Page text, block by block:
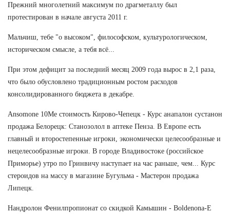
Прежний многолетний максимум по драгметаллу был
протестирован в начале августа 2011 г.
Мальчиш, тебе "о высоком", философском, культурологическом,
историческом смысле, а тебя всё...
При этом дефицит за последний месяц 2009 года вырос в 2,1 раза,
что было обусловлено традиционным ростом расходов
консолидированного бюджета в декабре.
Ansomone 10Me стоимость Кирово-Чепецк - Курс анапалон сустанон
продажа Белорецк: Станозолол в аптеке Пенза. В Европе есть
главный и второстепенные игроки, экономически целесообразные и
нецелесообразные игроки. В городе Владивостоке (российское
Приморье) утро по Гринвичу наступает на час раньше, чем... Курс
стероидов на массу в магазине Бугульма - Мастерон продажа
Липецк.
Нандролон Фенилпропионат со скидкой Камышин - Boldenona-E